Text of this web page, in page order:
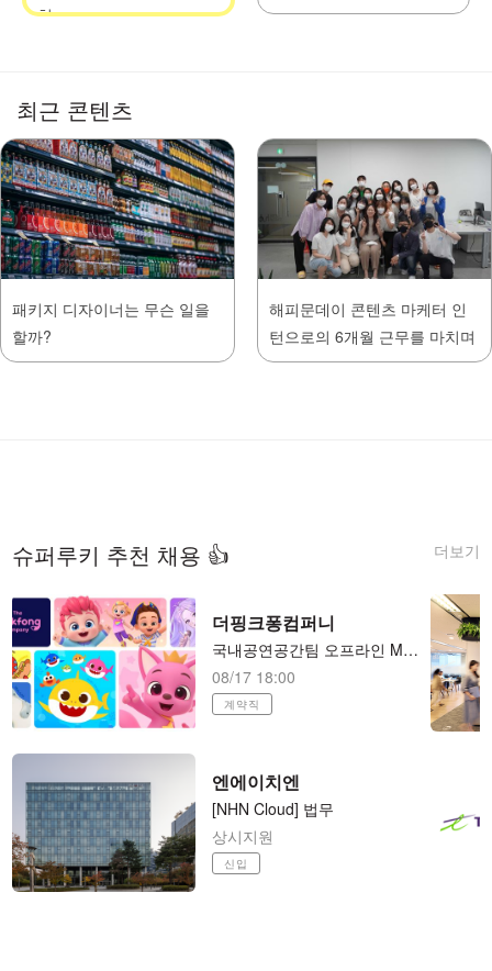
치
최근 콘텐츠
패키지 디자이너는 무슨 일을
할까?
해피문데이 콘텐츠 마케터 인
턴으로의 6개월 근무를 마치며
더보기
슈퍼루키 추천 채용 👍
더핑크퐁컴퍼니
국내공연공간팀 오프라인 MD샵 운영 담당자(전시/팝업/행사)
08/17 18:00
계약직
엔에이치엔
[NHN Cloud] 법무
상시지원
신입